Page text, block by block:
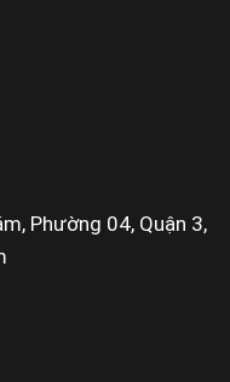
Phường 04, Quận 3,